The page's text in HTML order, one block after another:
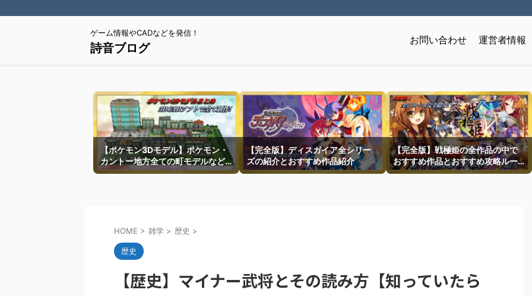
ゲーム情報やCADなどを発信！
詩音ブログ
お問い合わせ 運営者情報
【ポケモン3Dモデル】ポケモン・
カントー地方全ての町モデルなど
を紹介
【完全版】ディスガイア全シリー
ズの紹介とおすすめ作品紹介
【完全版】戦極姫の全作品の中で
おすすめ作品とおすすめ攻略ルー
トを一挙紹介
HOME > 雑学 > 歴史 >
歴史
【歴史】マイナー武将とその読み方【知っていたら